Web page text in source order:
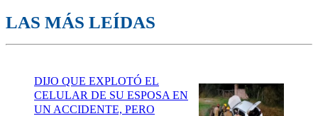
LAS MÁS LEÍDAS
DIJO QUE EXPLOTÓ EL
CELULAR DE SU ESPOSA EN
UN ACCIDENTE, PERO